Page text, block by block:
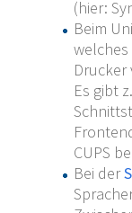
(hier:
Beim
Es gibt z.
CUPS
Bei der